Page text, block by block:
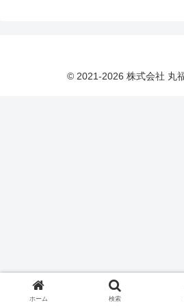
© 2021-2026 株式会社 丸
ホーム 検索